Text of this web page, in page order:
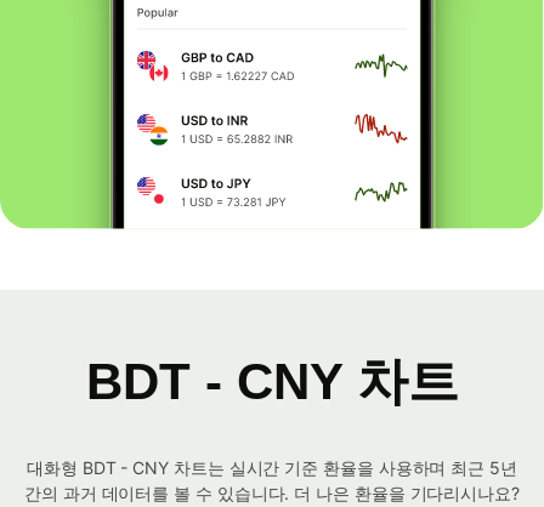
BDT - CNY 차트
대화형 BDT - CNY 차트는 실시간 기준 환율을 사용하며 최근 5년
간의 과거 데이터를 볼 수 있습니다. 더 나은 환율을 기다리시나요?